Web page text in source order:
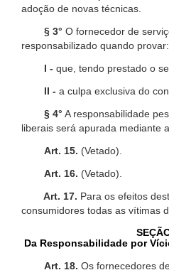
adoção de novas técnicas.
§ 3° O fornecedor de
responsabilizado quando provar:
I - que, tendo prestado o
II - a culpa exclusiva do
§ 4° A responsabilidade
liberais será apurada mediante
Art. 15. (Vetado).
Art. 16. (Vetado).
Art. 17. Para os efeitos
consumidores todas as vítimas
Da Responsabilidade por
Art. 18. Os fornecedores